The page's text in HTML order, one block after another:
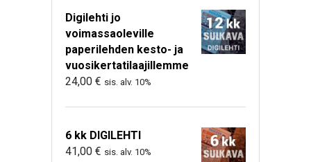
Digilehti jo
voimassaoleville
paperilehden kesto- ja
vuosikertatilaajillemme
24,00 € sis. alv. 10%
6 kk DIGILEHTI
41,00 € sis. alv. 10%